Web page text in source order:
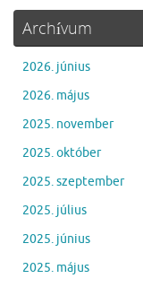
Archívum
2026. június
2026. május
2025. november
2025. október
2025. szeptember
2025. július
2025. június
2025. május